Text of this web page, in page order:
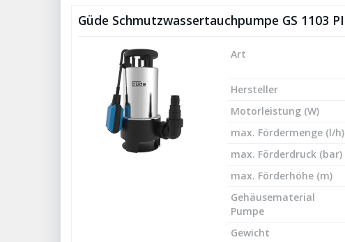
Güde Schmutzwassertauchpumpe GS 1103 PI
Art
Hersteller
Motorleistung (W)
max. Fördermenge (l/h)
max. Förderdruck (bar)
max. Förderhöhe (m)
Gehäusematerial
Pumpe
Gewicht